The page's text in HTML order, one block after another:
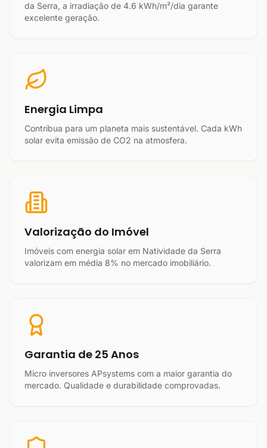
da Serra, a irradiação de 4.6 kWh/m²/dia garante
excelente geração.
Energia Limpa
Contribua para um planeta mais sustentável. Cada kWh
solar evita emissão de CO2 na atmosfera.
Valorização do Imóvel
Imóveis com energia solar em Natividade da Serra
valorizam em média 8% no mercado imobiliário.
Garantia de 25 Anos
Micro inversores APsystems com a maior garantia do
mercado. Qualidade e durabilidade comprovadas.